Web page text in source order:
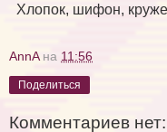
Хлопок, шифон,
AnnA на 11:56
Поделиться
Комментариев нет: